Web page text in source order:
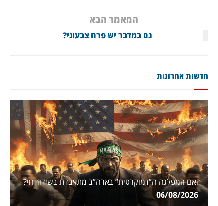
המאמר הבא
גם במדבר יש פרח צבעוני?
חדשות אחרונות
האם המפלגה ה”דמוקרטית” בארה”ב מתאבדת בשידור חי?
06/08/2026